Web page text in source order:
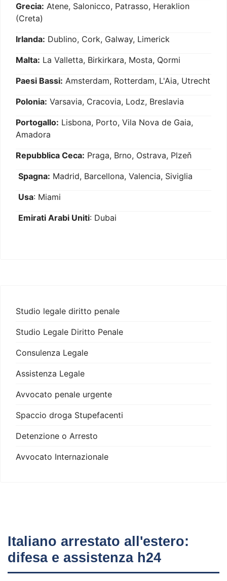
Grecia: Atene, Salonicco, Patrasso, Heraklion
(Creta)
Irlanda: Dublino, Cork, Galway, Limerick
Malta: La Valletta, Birkirkara, Mosta, Qormi
Paesi Bassi: Amsterdam, Rotterdam, L'Aia, Utrecht
Polonia: Varsavia, Cracovia, Lodz, Breslavia
Portogallo: Lisbona, Porto, Vila Nova de Gaia,
Amadora
Repubblica Ceca: Praga, Brno, Ostrava, Plzeň
Spagna: Madrid, Barcellona, Valencia, Siviglia
Usa: Miami
Emirati Arabi Uniti: Dubai
Studio legale diritto penale
Studio Legale Diritto Penale
Consulenza Legale
Assistenza Legale
Avvocato penale urgente
Spaccio droga Stupefacenti
Detenzione o Arresto
Avvocato Internazionale
Italiano arrestato all'estero:
difesa e assistenza h24